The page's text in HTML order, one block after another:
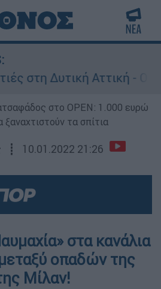
Δυτική Αττική - Οι
στο OPEN: 1.000 ευρώ
τα σπίτια
┋ 10.01.2022 21:26
στα κανάλια
οπαδών της
Μίλαν!